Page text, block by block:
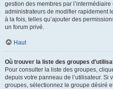
gestion des membres par
administrateurs de modifier rapidement
à la fois, telles qu’ajouter des
un forum privé.
Haut
Où trouver la liste des groupes
Pour consulter la liste des groupes,
depuis votre panneau de l’utilisateur. Si
groupes, sélectionnez le groupe désiré